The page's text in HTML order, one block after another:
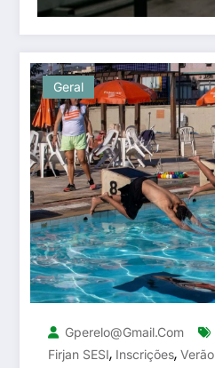
Geral
Gperelo@gmail.com
Firjan SESI, Inscrições, Verão